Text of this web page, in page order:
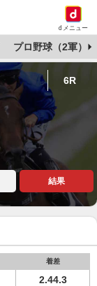
dメニュー
プロ野球（2軍）
6R
結果
着差
2.44.3